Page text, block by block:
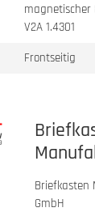
magnetischer
V2A 1.4301
Frontseitig
Briefkasten
GmbH